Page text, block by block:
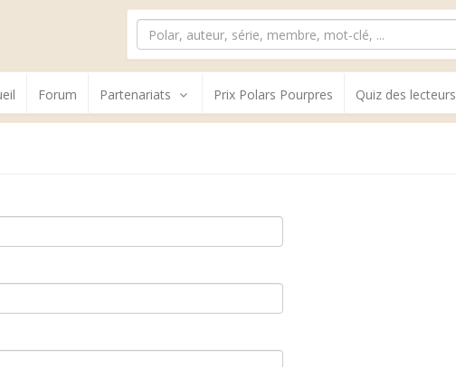
Forum Partenariats Prix Polars Pourpres Quiz des lecteurs